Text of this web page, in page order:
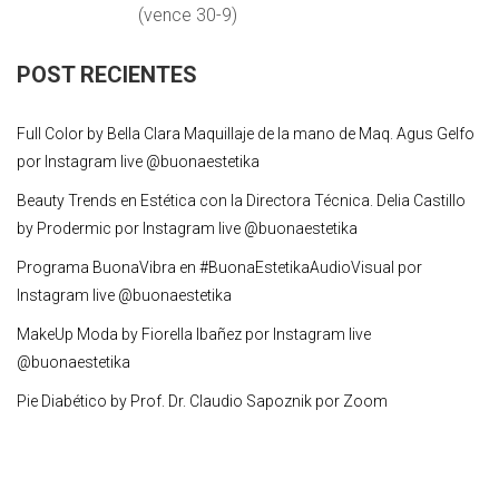
(vence 30-9)
POST RECIENTES
Full Color by Bella Clara Maquillaje de la mano de Maq. Agus Gelfo
por Instagram live @buonaestetika
Beauty Trends en Estética con la Directora Técnica. Delia Castillo
by Prodermic por Instagram live @buonaestetika
Programa BuonaVibra en #BuonaEstetikaAudioVisual por
Instagram live @buonaestetika
MakeUp Moda by Fiorella Ibañez por Instagram live
@buonaestetika
Pie Diabético by Prof. Dr. Claudio Sapoznik por Zoom